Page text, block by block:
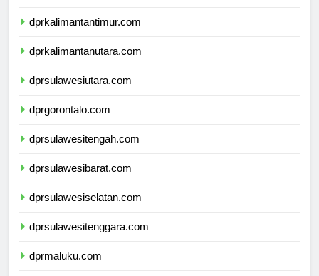
dprkalimantantimur.com
dprkalimantanutara.com
dprsulawesiutara.com
dprgorontalo.com
dprsulawesitengah.com
dprsulawesibarat.com
dprsulawesiselatan.com
dprsulawesitenggara.com
dprmaluku.com